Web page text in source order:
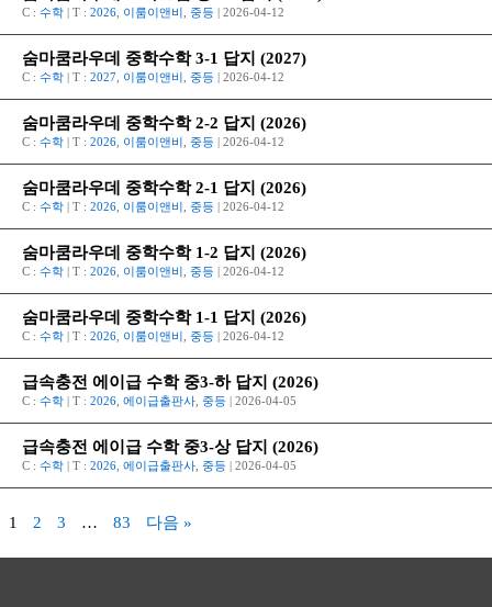
C : 수학 | T : 2026 이룸이앤비 중등 | 2026-04-12
숨마쿰라우데 중학수학 3-1 답지 (2027)
C : 수학 | T : 2027 이룸이앤비 중등 | 2026-04-12
숨마쿰라우데 중학수학 2-2 답지 (2026)
C : 수학 | T : 2026 이룸이앤비 중등 | 2026-04-12
숨마쿰라우데 중학수학 2-1 답지 (2026)
C : 수학 | T : 2026 이룸이앤비 중등 | 2026-04-12
숨마쿰라우데 중학수학 1-2 답지 (2026)
C : 수학 | T : 2026 이룸이앤비 중등 | 2026-04-12
숨마쿰라우데 중학수학 1-1 답지 (2026)
C : 수학 | T : 2026 이룸이앤비 중등 | 2026-04-12
급속충전 에이급 수학 중3-하 답지 (2026)
C : 수학 | T : 2026 에이급출판사 중등 | 2026-04-05
급속충전 에이급 수학 중3-상 답지 (2026)
C : 수학 | T : 2026 에이급출판사 중등 | 2026-04-05
1 2 3 … 83 다음 »